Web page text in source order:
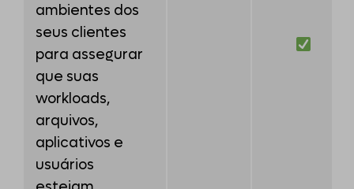
ambientes dos
seus clientes
para assegurar
que suas
workloads,
arquivos,
aplicativos e
usuários